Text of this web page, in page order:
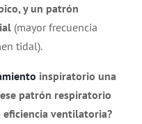
y un patrón
(mayor frecuencia
tidal).
inspiratorio una
patrón respiratorio
eficiencia ventilatoria?